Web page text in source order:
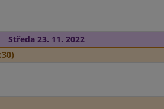
Středa 23. 11. 2022